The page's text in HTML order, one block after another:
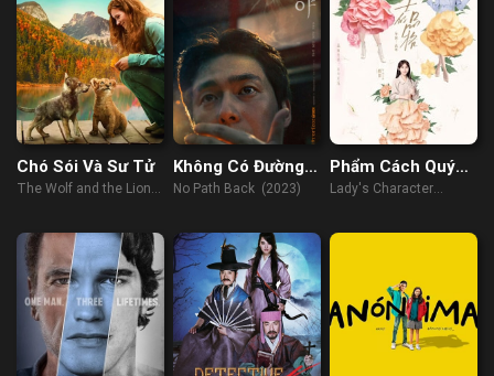
Chó Sói Và Sư Tử
The Wolf and the Lion
Không Có Đường
Lui
No Path Back (2023)
Phẩm Cách Quý
Cô
Lady's Character